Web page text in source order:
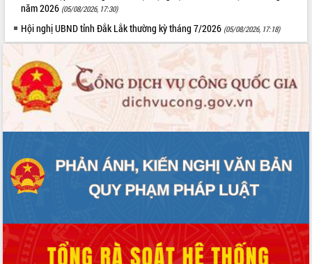
năm 2026 (05/08/2026, 17:30)
Hội nghị UBND tỉnh Đắk Lắk thường kỳ tháng 7/2026 (05/08/2026, 17:18)